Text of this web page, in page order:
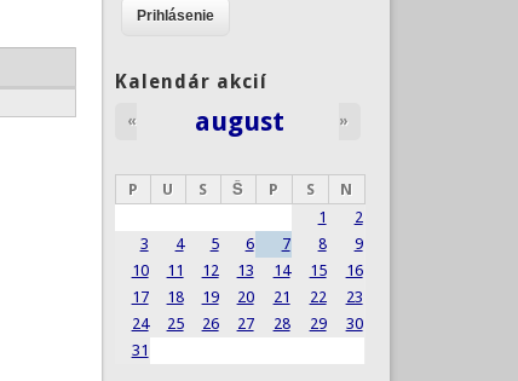
Kalendár akcií
august
« »
P U S Š P S
N
1
2
3
4 5 6 7 8
9
10
11 12 13 14 15
16
17
18 19 20 21 22
23
24
25 26 27 28 29
30
31